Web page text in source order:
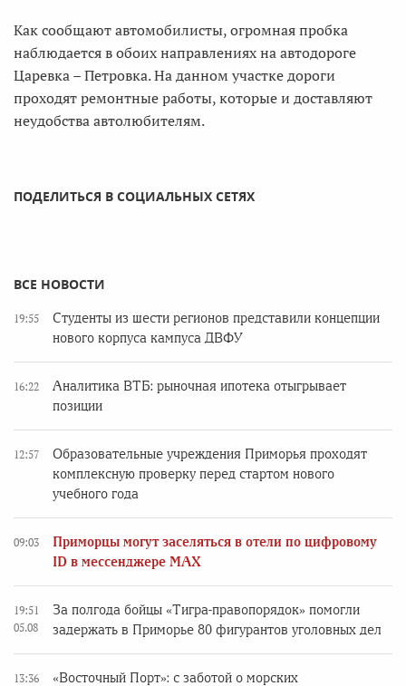
Как сообщают автомобилисты, огромная пробка
наблюдается в обоих направлениях на автодороге
Царевка – Петровка. На данном участке дороги
проходят ремонтные работы, которые и доставляют
неудобства автолюбителям.
ПОДЕЛИТЬСЯ В СОЦИАЛЬНЫХ СЕТЯХ
ВСЕ НОВОСТИ
19:55
Студенты из шести регионов представили концепции
нового корпуса кампуса ДВФУ
16:22
Аналитика ВТБ: рыночная ипотека отыгрывает
позиции
12:57
Образовательные учреждения Приморья проходят
комплексную проверку перед стартом нового
учебного года
09:03
Приморцы могут заселяться в отели по цифровому
ID в мессенджере MAX
19:51
05.08
За полгода бойцы «Тигра-правопорядок» помогли
задержать в Приморье 80 фигурантов уголовных дел
13:36
«Восточный Порт»: с заботой о морских